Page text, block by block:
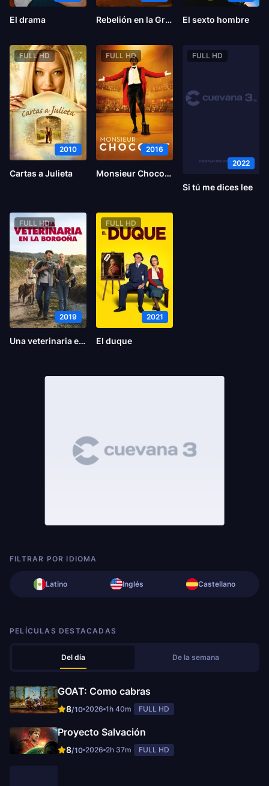
El drama Rebelión en la Granja El sexto hombre
FULL HD
2010
Cartas a Julieta
FULL HD
2016
Monsieur Chocolat
FULL HD
2022
Si tú me dices lee
FULL HD
2019
Una veterinaria en la Borgoña
FULL HD
2021
El duque
FILTRAR POR IDIOMA
Latino Inglés Castellano
PELÍCULAS DESTACADAS
Del día De la semana
GOAT: Como cabras
8/10 2026 1h 40m FULL HD
Proyecto Salvación
8/10 2026 2h 37m FULL HD